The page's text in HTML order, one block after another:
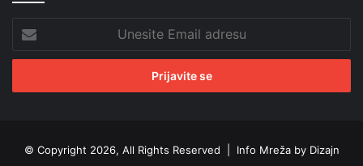
Unesite
Email
adresu
© Copyright 2026, All Rights Reserved | Info Mreža by Dizajn